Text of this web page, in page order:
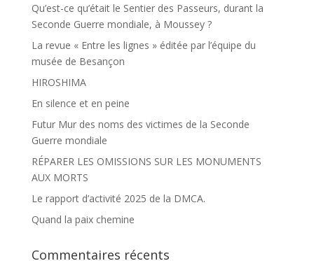
Qu’est-ce qu’était le Sentier des Passeurs, durant la
Seconde Guerre mondiale, à Moussey ?
La revue « Entre les lignes » éditée par l’équipe du
musée de Besançon
HIROSHIMA
En silence et en peine
Futur Mur des noms des victimes de la Seconde
Guerre mondiale
RÉPARER LES OMISSIONS SUR LES MONUMENTS
AUX MORTS
Le rapport d’activité 2025 de la DMCA.
Quand la paix chemine
Commentaires récents